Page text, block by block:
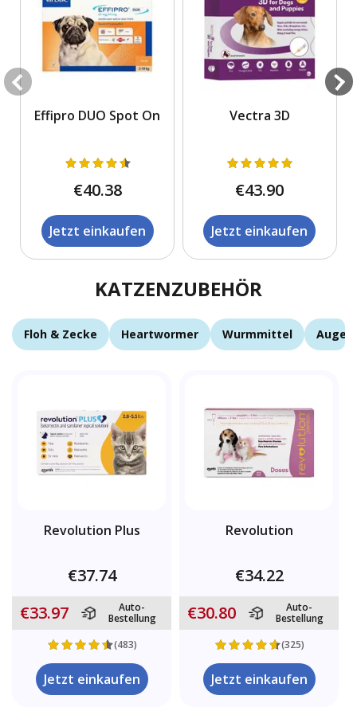
Effipro DUO Spot On
€40.38
Jetzt einkaufen
Vectra 3D
€43.90
Jetzt einkaufen
KATZENZUBEHÖR
Floh & Zecke Heartwormer Wurmmittel Auge
Revolution Plus
€37.74
€33.97
Auto-
Bestellung
(483)
Jetzt einkaufen
Revolution
€34.22
€30.80
Auto-
Bestellung
(325)
Jetzt einkaufen